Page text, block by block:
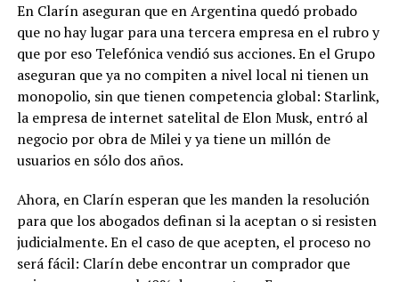
En Clarín aseguran que en Argentina quedó probado
que no hay lugar para una tercera empresa en el rubro y
que por eso Telefónica vendió sus acciones. En el Grupo
aseguran que ya no compiten a nivel local ni tienen un
monopolio, sin que tienen competencia global: Starlink,
la empresa de internet satelital de Elon Musk, entró al
negocio por obra de Milei y ya tiene un millón de
usuarios en sólo dos años.
Ahora, en Clarín esperan que les manden la resolución
para que los abogados definan si la aceptan o si resisten
judicialmente. En el caso de que acepten, el proceso no
será fácil: Clarín debe encontrar un comprador que